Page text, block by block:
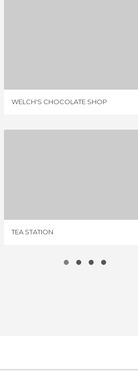
WELCH'S CHOCOLATE SHOP
TEA STATION